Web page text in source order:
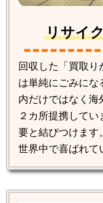
リサイ
回収した「買取
は単純にごみにな
内だけではなく海
２カ所提携して
要と結びつけます
世界中で喜ばれて